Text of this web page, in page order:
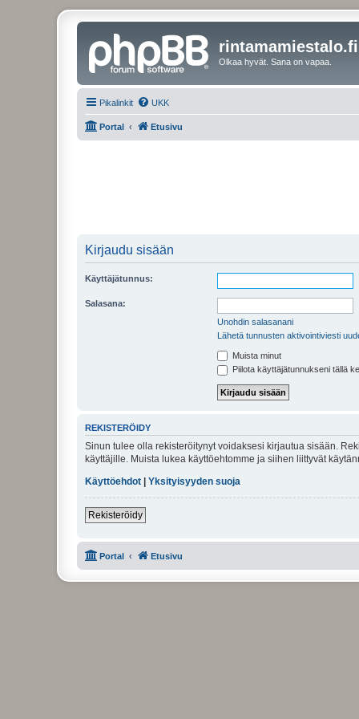
rintamamiestalo.fi
Olkaa hyvät. Sana on vapaa.
Pikalinkit UKK
Portal Etusivu
Kirjaudu sisään
Käyttäjätunnus:
Salasana:
Unohdin salasanani
Lähetä tunnusten aktivointiviesti
Muista minut
Piilota käyttäjätunnukseni tällä
REKISTERÖIDY
Sinun tulee olla rekisteröitynyt voidaksesi kirjautua sisään.
käyttäjille. Muista lukea käyttöehtomme ja siihen liittyvät
Käyttöehdot
Yksityisyyden suoja
Rekisteröidy
Portal Etusivu